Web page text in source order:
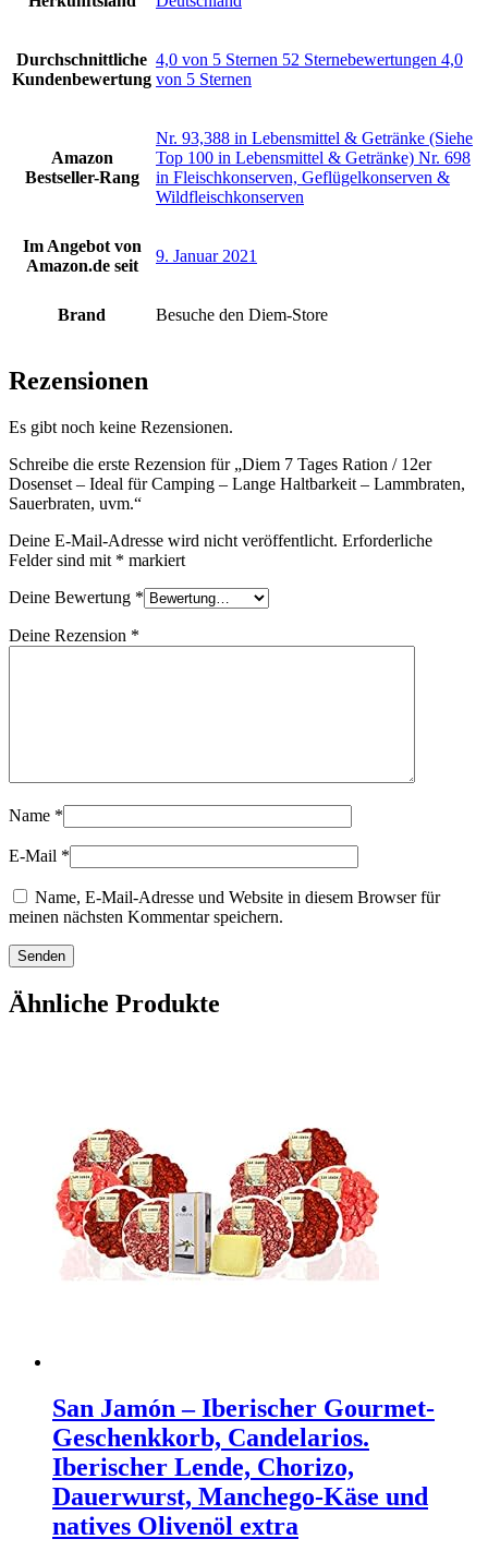
Durchschnittliche
Kundenbewertung
4,0 von 5 Sternen 52 Sternebewertungen 4,0
von 5 Sternen
Amazon
Bestseller-Rang
Nr. 93,388 in Lebensmittel & Getränke (Siehe
Top 100 in Lebensmittel & Getränke) Nr. 698
in Fleischkonserven, Geflügelkonserven &
Wildfleischkonserven
Im Angebot von
Amazon.de seit
9. Januar 2021
Brand Besuche den Diem-Store
Rezensionen
Es gibt noch keine Rezensionen.
Schreibe die erste Rezension für „Diem 7 Tages Ration / 12er
Dosenset – Ideal für Camping – Lange Haltbarkeit – Lammbraten,
Sauerbraten, uvm.“
Deine E-Mail-Adresse wird nicht veröffentlicht. Erforderliche
Felder sind mit * markiert
Deine Bewertung *
Deine Rezension *
Name *
E-Mail *
Name, E-Mail-Adresse und Website in diesem Browser für
meinen nächsten Kommentar speichern.
Ähnliche Produkte
San Jamón – Iberischer Gourmet-
Geschenkkorb, Candelarios.
Iberischer Lende, Chorizo,
Dauerwurst, Manchego-Käse und
natives Olivenöl extra